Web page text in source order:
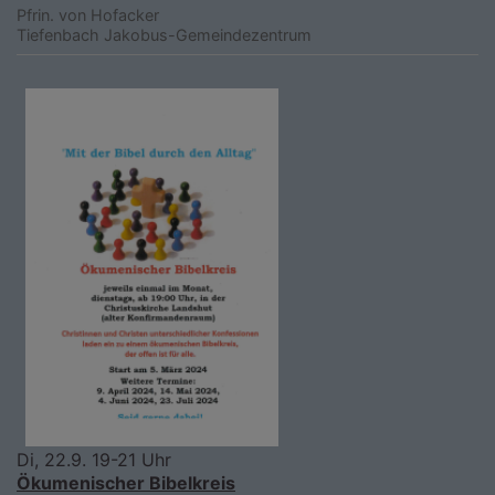
Pfrin. von Hofacker
Tiefenbach Jakobus-Gemeindezentrum
Di, 22.9. 19-21 Uhr
Ökumenischer Bibelkreis